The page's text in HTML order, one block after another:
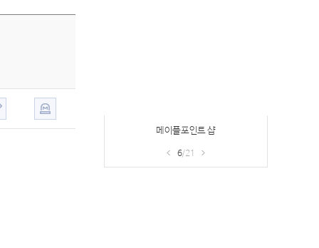
메이플포인트 샵
6/21